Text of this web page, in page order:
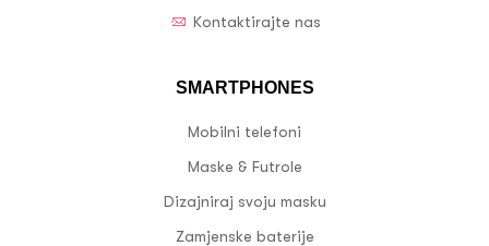
Kontaktirajte nas
SMARTPHONES
Mobilni telefoni
Maske & Futrole
Dizajniraj svoju masku
Zamjenske baterije